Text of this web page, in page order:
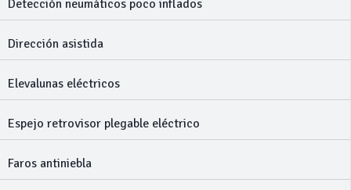
Detección neumáticos poco inflados
Dirección asistida
Elevalunas eléctricos
Espejo retrovisor plegable eléctrico
Faros antiniebla